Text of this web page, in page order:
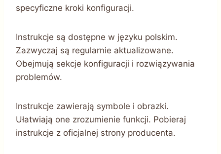
specyficzne kroki konfiguracji.
Instrukcje są dostępne w języku polskim.
Zazwyczaj są regularnie aktualizowane.
Obejmują sekcje konfiguracji i rozwiązywania
problemów.
Instrukcje zawierają symbole i obrazki.
Ułatwiają one zrozumienie funkcji. Pobieraj
instrukcje z oficjalnej strony producenta.